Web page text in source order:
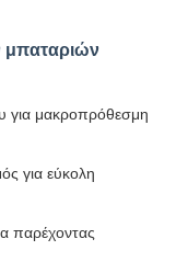
μπαταριών
για μακροπρόθεσμη
για εύκολη
παρέχοντας